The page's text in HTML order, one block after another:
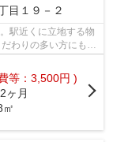
目１９－２
駅近くに立地する物
わりの多い方にもお
等：3,500円 )
2ヶ月